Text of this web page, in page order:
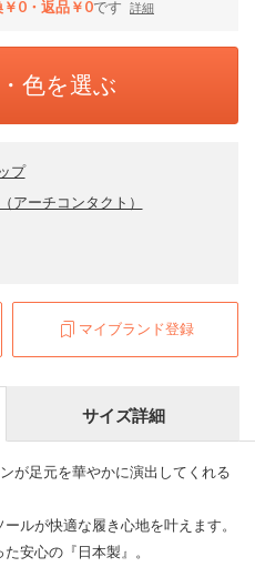
0・返品￥0です 詳細
色を選ぶ
プ
（アーチコンタクト）
マイブランド登録
サイズ詳細
が足元を華やかに演出してくれる
ルが快適な履き心地を叶えます。
安心の『日本製』。